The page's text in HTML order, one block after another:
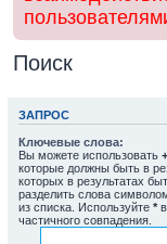
Поиск
ЗАПРОС
Ключевые слова:
Вы можете использовать +
которые должны быть в
которых в результатах
разделить слова
из списка. Используйте *
частичного совпадения.